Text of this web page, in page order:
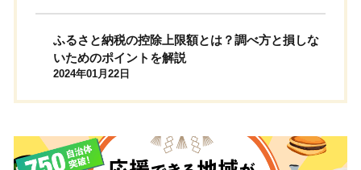
ふるさと納税の控除上限額とは？調べ方と損しな
いためのポイントを解説
2024年01月22日